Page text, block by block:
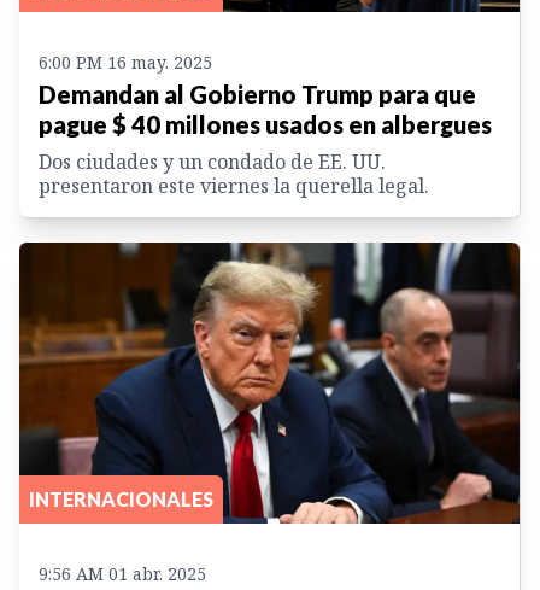
6:00 PM 16 may. 2025
Demandan al Gobierno Trump para que
pague $ 40 millones usados en albergues
Dos ciudades y un condado de EE. UU.
presentaron este viernes la querella legal.
INTERNACIONALES
9:56 AM 01 abr. 2025